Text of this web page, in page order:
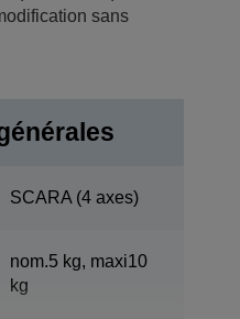
sans
SCARA (4 axes)
nom.5 kg, maxi10
kg